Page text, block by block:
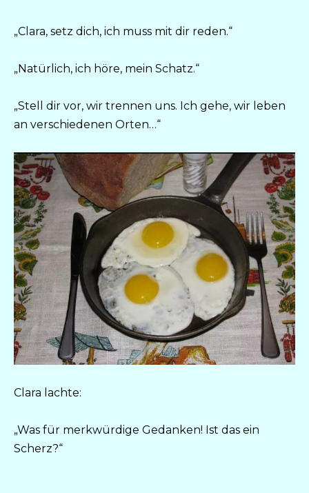
„Clara, setz dich, ich muss mit dir reden.“
„Natürlich, ich höre, mein Schatz.“
„Stell dir vor, wir trennen uns. Ich gehe, wir leben
an verschiedenen Orten…“
Clara lachte:
„Was für merkwürdige Gedanken! Ist das ein
Scherz?“